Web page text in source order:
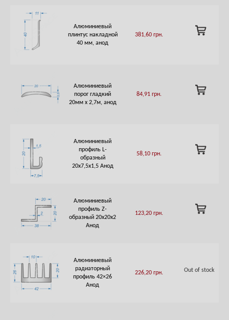
Алюминиевый
плинтус накладной
40 мм, анод
381,60 грн.
ADD
TO
Алюминиевый
порог гладкий
20мм х 2,7м, анод
84,91 грн.
ADD
TO
Алюминиевый
профиль L-
образный
20х7,5х1,5 Анод
58,10 грн.
ADD
TO
Алюминиевый
профиль Z-
образный 20х20х2
Анод
123,20 грн.
ADD
TO
Алюминиевый
радиаторный
профиль 42×26
Анод
226,20 грн. Out of stock